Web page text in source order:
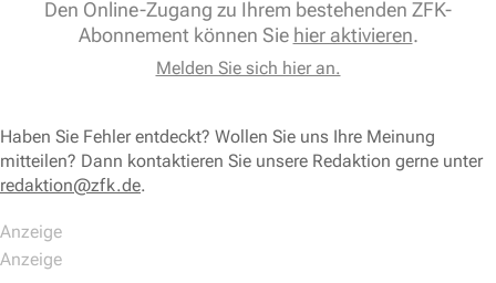
Den Online-Zugang zu Ihrem bestehenden ZFK-
Abonnement können Sie hier aktivieren.
Melden Sie sich hier an.
Haben Sie Fehler entdeckt? Wollen Sie uns Ihre Meinung
mitteilen? Dann kontaktieren Sie unsere Redaktion gerne unter
redaktion@zfk.de.